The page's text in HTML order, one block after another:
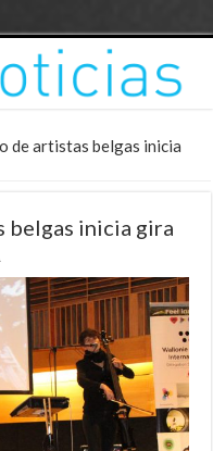
de artistas belgas inicia
belgas inicia gira